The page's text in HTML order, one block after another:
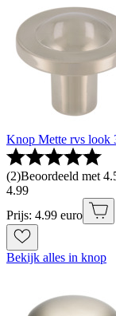
Knop Mette rvs look
(2)Beoordeeld met
4.99
Prijs: 4.99 euro
Bekijk alles in knop